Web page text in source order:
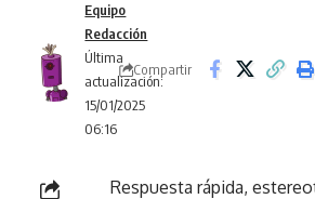
Última
actualización:
15/01/2025
06:16
Equipo
Redacción
Compartir
Respuesta rápida,